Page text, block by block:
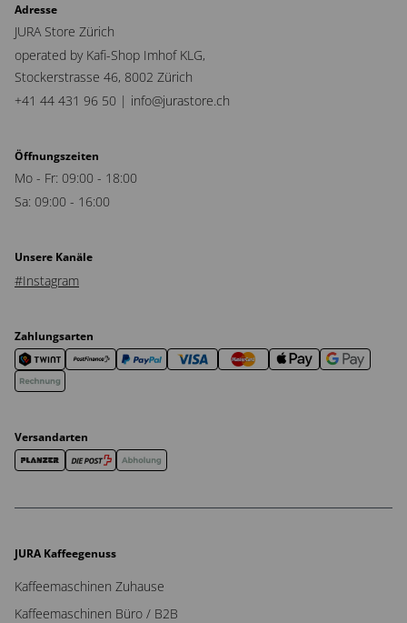
Adresse
JURA Store Zürich
operated by Kafi-Shop Imhof KLG,
Stockerstrasse 46, 8002 Zürich
+41 44 431 96 50 | info@jurastore.ch
Öffnungszeiten
Mo - Fr: 09:00 - 18:00
Sa: 09:00 - 16:00
Unsere Kanäle
#Instagram
Zahlungsarten
Versandarten
JURA Kaffeegenuss
Kaffeemaschinen Zuhause
Kaffeemaschinen Büro / B2B